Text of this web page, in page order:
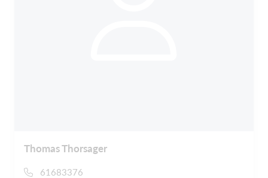
Thomas Thorsager
61683376